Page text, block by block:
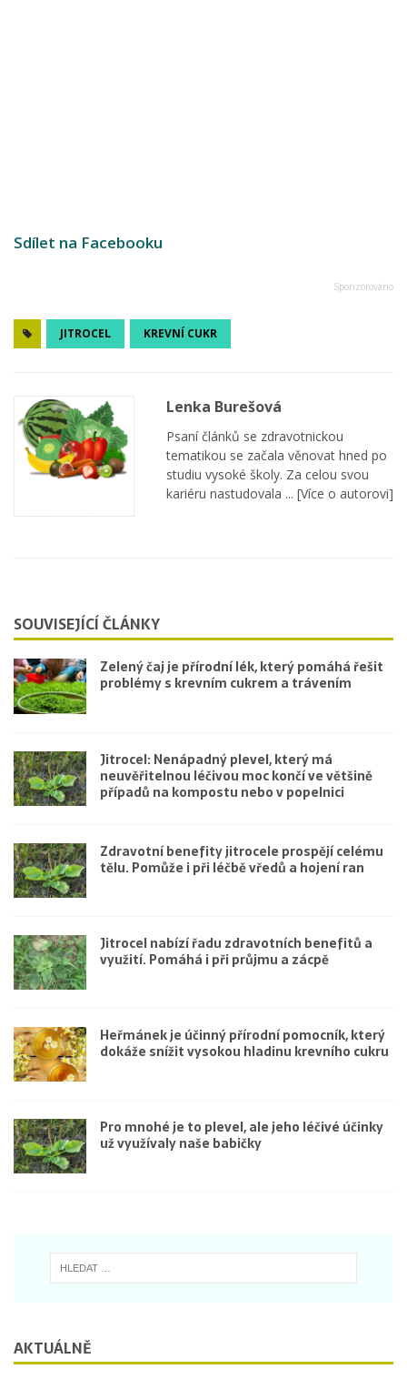
Sdílet na Facebooku
JITROCEL KREVNÍ CUKR
Lenka Burešová
Psaní článků se zdravotnickou
tematikou se začala věnovat hned po
studiu vysoké školy. Za celou svou
kariéru nastudovala ... [Více o autorovi]
SOUVISEJÍCÍ ČLÁNKY
Zelený čaj je přírodní lék, který pomáhá řešit
problémy s krevním cukrem a trávením
Jitrocel: Nenápadný plevel, který má
neuvěřitelnou léčivou moc končí ve většině
případů na kompostu nebo v popelnici
Zdravotní benefity jitrocele prospějí celému
tělu. Pomůže i při léčbě vředů a hojení ran
Jitrocel nabízí řadu zdravotních benefitů a
využití. Pomáhá i při průjmu a zácpě
Heřmánek je účinný přírodní pomocník, který
dokáže snížit vysokou hladinu krevního cukru
Pro mnohé je to plevel, ale jeho léčivé účinky
už využívaly naše babičky
AKTUÁLNĚ